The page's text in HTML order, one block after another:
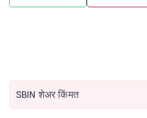
SBIN शेअर किंमत